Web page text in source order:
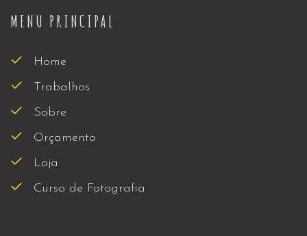
MENU PRINCIPAL
Home
Trabalhos
Sobre
Orçamento
Loja
Curso de Fotografia